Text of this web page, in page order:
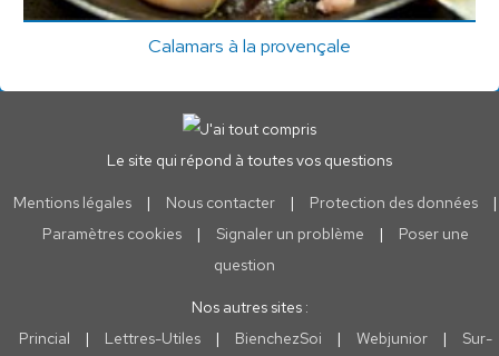
Calamars à la provençale
Le site qui répond à toutes vos questions
Mentions légales | Nous contacter | Protection des données
|
Paramètres cookies
| Signaler un problème |
Poser une
question
Nos autres sites :
Princial
| Lettres-Utiles | BienchezSoi | Webjunior | Sur-